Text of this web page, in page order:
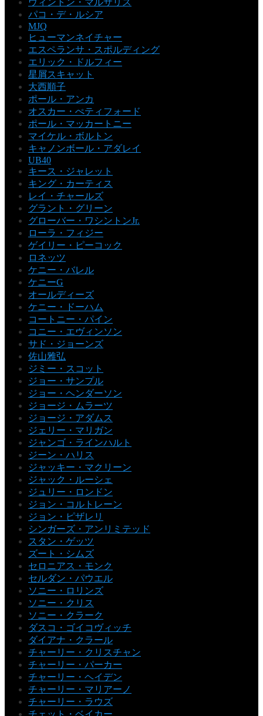
パコ・デ・ルシア
MJQ
ヒューマンネイチャー
エスペランサ・スポルディング
エリック・ドルフィー
星屑スキャット
大西順子
ポール・アンカ
オスカー・ぺティフォード
ポール・マッカートニー
マイケル・ボルトン
キャノンボール・アダレイ
UB40
キース・ジャレット
キング・カーティス
レイ・チャールズ
グラント・グリーン
グローバー・ワシントンJr.
ローラ・フィジー
ゲイリー・ピーコック
ロネッツ
ケニー・バレル
ケニーG
オールディーズ
ケニー・ドーハム
コートニー・パイン
コニー・エヴィンソン
サド・ジョーンズ
佐山雅弘
ジミー・スコット
ジョー・サンプル
ジョー・ヘンダーソン
ジョージ・ムラーツ
ジョージ・アダムス
ジェリー・マリガン
ジャンゴ・ラインハルト
ジーン・ハリス
ジャッキー・マクリーン
ジャック・ルーシェ
ジュリー・ロンドン
ジョン・コルトレーン
ジョン・ピザレリ
シンガーズ・アンリミテッド
スタン・ゲッツ
ズート・シムズ
セロニアス・モンク
セルダン・パウエル
ソニー・ロリンズ
ソニー・クリス
ソニー・クラーク
ダスコ・ゴイコヴィッチ
ダイアナ・クラール
チャーリー・クリスチャン
チャーリー・パーカー
チャーリー・ヘイデン
チャーリー・マリアーノ
チャーリー・ラウズ
チェット・ベイカー